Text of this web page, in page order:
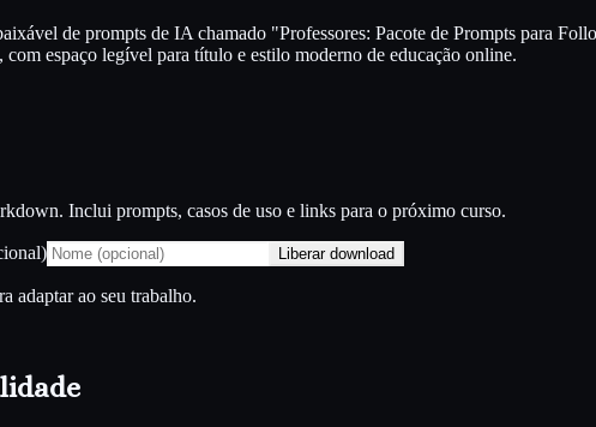
de prompts de IA chamado "Professores: Pacote de Prompts para
espaço legível para título e estilo moderno de educação online.
Inclui prompts, casos de uso e links para o próximo curso.
Liberar download
adaptar ao seu trabalho.